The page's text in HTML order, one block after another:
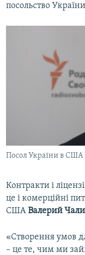
посольство
Посол України в США
Контракти і
це і комерційні
США Валерий
«Створення умов
– це те, чим ми